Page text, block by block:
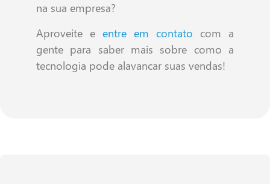
na sua empresa?
Aproveite e entre em contato com a
gente para saber mais sobre como a
tecnologia pode alavancar suas vendas!